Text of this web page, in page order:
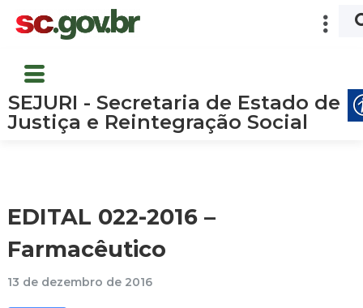
SEJURI - Secretaria de Estado de
Justiça e Reintegração Social
EDITAL 022-2016 –
Farmacêutico
13 de dezembro de 2016